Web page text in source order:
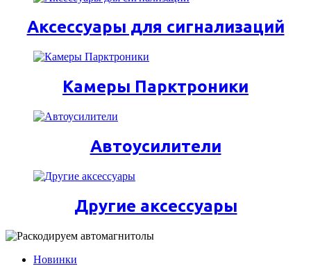
Аксессуары для сигнализаций
Камеры Парктроники
Автоусилители
Другие аксессуары
Новинки